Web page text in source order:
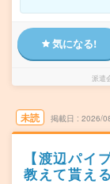
気になる!
派遣
未読 掲載日 2026/
【渡辺パイ
教えて貰え